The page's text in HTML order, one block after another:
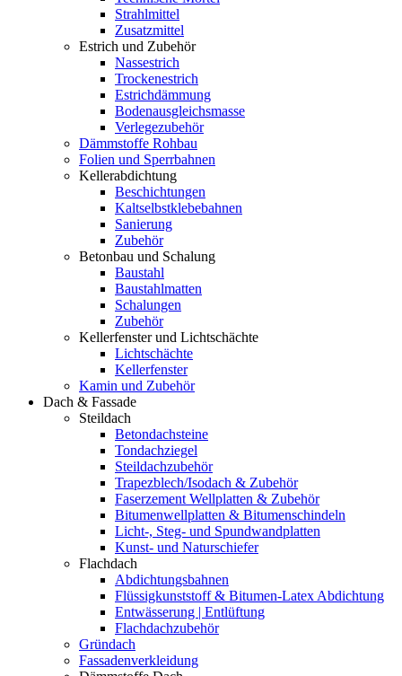
Strahlmittel
Zusatzmittel
Estrich und Zubehör
Nassestrich
Trockenestrich
Estrichdämmung
Bodenausgleichsmasse
Verlegezubehör
Dämmstoffe Rohbau
Folien und Sperrbahnen
Kellerabdichtung
Beschichtungen
Kaltselbstklebebahnen
Sanierung
Zubehör
Betonbau und Schalung
Baustahl
Baustahlmatten
Schalungen
Zubehör
Kellerfenster und Lichtschächte
Lichtschächte
Kellerfenster
Kamin und Zubehör
Dach & Fassade
Steildach
Betondachsteine
Tondachziegel
Steildachzubehör
Trapezblech/Isodach & Zubehör
Faserzement Wellplatten & Zubehör
Bitumenwellplatten & Bitumenschindeln
Licht-, Steg- und Spundwandplatten
Kunst- und Naturschiefer
Flachdach
Abdichtungsbahnen
Flüssigkunststoff & Bitumen-Latex Abdichtung
Entwässerung | Entlüftung
Flachdachzubehör
Gründach
Fassadenverkleidung